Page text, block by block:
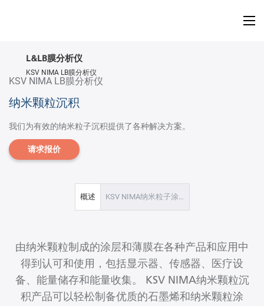
KSV NIMA LB膜分析仪
纳米颗粒沉积
我们为有效的纳米粒子沉积提供了各种解决方案。
请求报价
L&LB膜分析仪
Langmuir＆LB膜分析仪
纳米颗粒沉积
KSV NIMA LB膜分析仪
概述 KSV NIMA纳米粒子涂层溶液
由纳米颗粒制成的涂层和薄膜在各种产品和应用中
得到认可和使用，包括显示器、传感器、医疗设
备、能量储存和能量收集。 KSV NIMA纳米颗粒沉
积产品可以轻松制备优质的石墨烯和纳米颗粒涂